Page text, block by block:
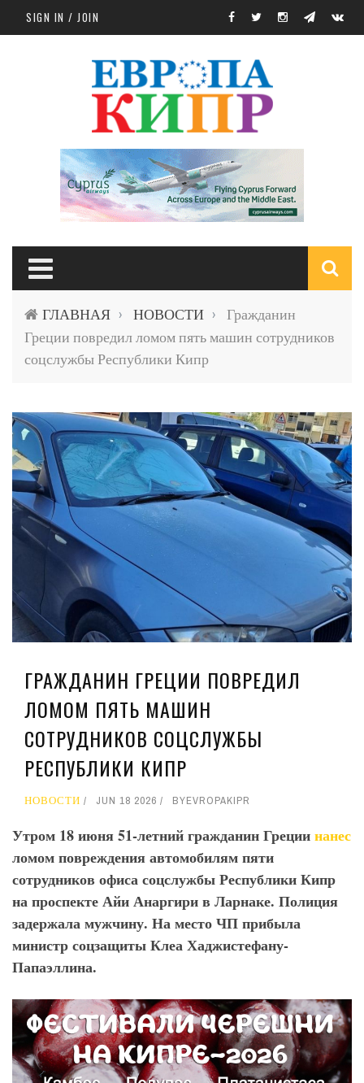
Skip to main content
SIGN IN / JOIN
ГЛАВНАЯ › НОВОСТИ ›
Гражданин
Греции повредил ломом пять машин сотрудников
соцслужбы Республики Кипр
ГРАЖДАНИН ГРЕЦИИ ПОВРЕДИЛ
ЛОМОМ ПЯТЬ МАШИН
СОТРУДНИКОВ СОЦСЛУЖБЫ
РЕСПУБЛИКИ КИПР
НОВОСТИ JUN 18 2026 BYEVROPAKIPR
Утром 18 июня 51-летний гражданин Грециинанес
ломом повреждения автомобилям пяти
сотрудников офиса соцслужбы Республики Кипр
на проспекте Айи Анаргири в Ларнаке. Полиция
задержала мужчину. На место ЧП прибыла
министр соцзащиты Клеа Хаджистефану-
Папаэллина.